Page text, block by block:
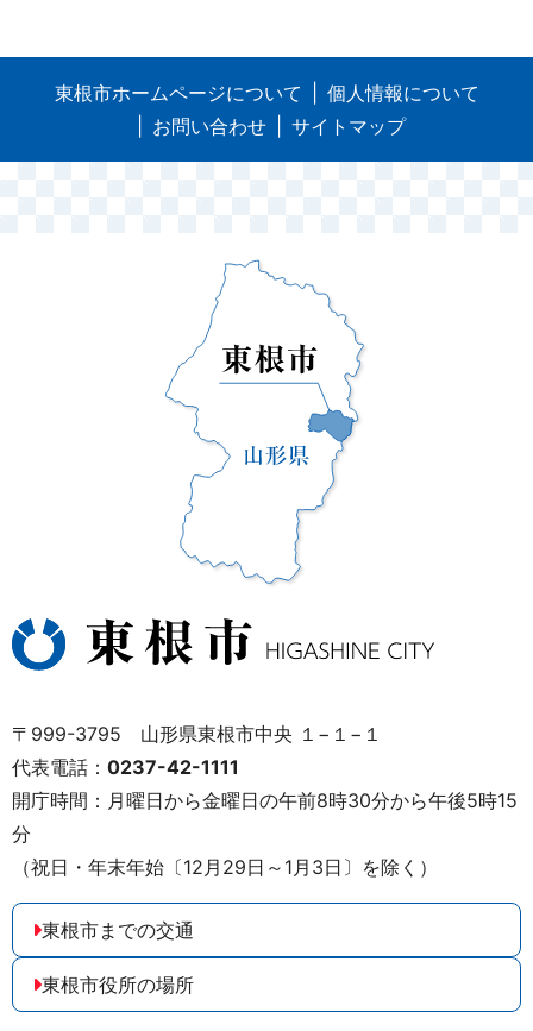
東根市ホームページについて
個人情報について
お問い合わせ
サイトマップ
〒999-3795 山形県東根市中央 １−１−１
代表電話： 0237-42-1111
開庁時間：月曜日から金曜日の午前8時30分から午後5時15
分
（祝日・年末年始〔12月29日～1月3日〕を除く）
東根市までの交通
東根市役所の場所